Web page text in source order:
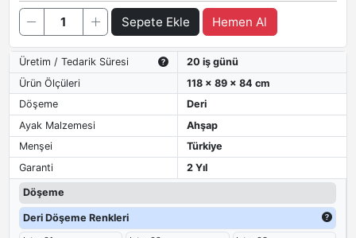
Sepete Ekle Hemen Al
Üretim / Tedarik Süresi
20 iş günü
Ürün Ölçüleri
118 x 89 x 84 cm
Döşeme
Deri
Ayak Malzemesi
Ahşap
Menşei
Türkiye
Garanti
2 Yıl
Döşeme
Deri Döşeme Renkleri